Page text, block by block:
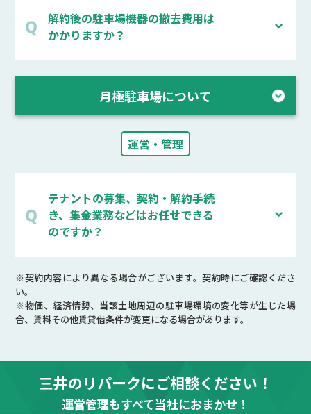
解約後の駐車場機器の撤去費用は
かかりますか？
月極駐車場について
運営・管理
テナントの募集、契約・解約手続
き、集金業務などはお任せできる
のですか？
※契約内容により異なる場合がございます。契約時にご確認くださ
い。
※物価、経済情勢、当該土地周辺の駐車場環境の変化等が生じた場
合、賃料その他賃貸借条件が変更になる場合があります。
三井のリパークにご相談ください！
運営管理もすべて当社におまかせ！